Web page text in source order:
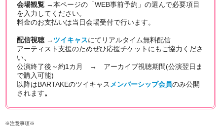
会場観覧 →本ページの「WEB事前予約」の選んで必要項目
を入力してください。
料金のお支払いは当日会場受付で行います。
配信視聴 → ツイキャスにてリアルタイム無料配信
アーティスト支援のためぜひ応援チケットにもご協力くださ
い、
公演終了後～約1カ月 → アーカイブ視聴期間(公演翌日ま
で購入可能)
以降はBARTAKEのツイキャス メンバーシップ会員のみ公開
されます。
※注意事項※